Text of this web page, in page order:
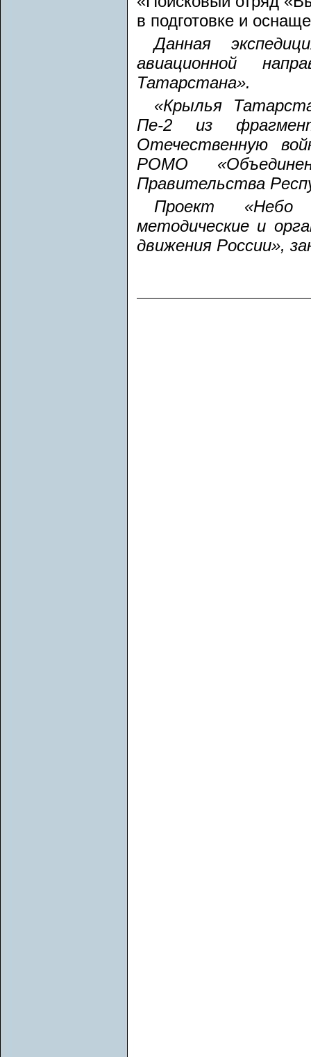
в подготовке и
Данная
авиационной
Татарстана».
«Крылья
Пе-2 из
Отечественную
РОМО
Правительства
Проект «Небо
методические и
движения России»,